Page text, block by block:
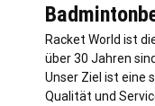
Racket World ist
über 30 Jahren
Unser Ziel ist eine
Qualität und